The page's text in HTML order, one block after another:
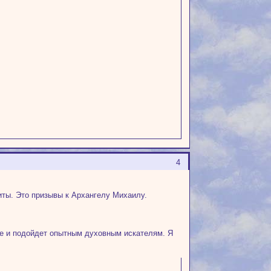
4
Это призывы к Архангелу Михаилу.
и подойдет опытным духовным искателям. Я